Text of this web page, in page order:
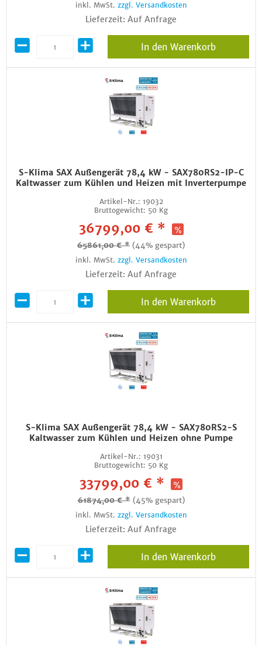
inkl. MwSt. zzgl. Versandkosten
Lieferzeit: Auf Anfrage
In den Warenkorb
S-Klima SAX Außengerät 78,4 kW - SAX780RS2-IP-C
Kaltwasser zum Kühlen und Heizen mit Inverterpumpe
Artikel-Nr.: 19032
Bruttogewicht: 50 Kg
36799,00 € *
65861,00 € * (44% gespart)
inkl. MwSt. zzgl. Versandkosten
Lieferzeit: Auf Anfrage
In den Warenkorb
S-Klima SAX Außengerät 78,4 kW - SAX780RS2-S
Kaltwasser zum Kühlen und Heizen ohne Pumpe
Artikel-Nr.: 19031
Bruttogewicht: 50 Kg
33799,00 € *
61874,00 € * (45% gespart)
inkl. MwSt. zzgl. Versandkosten
Lieferzeit: Auf Anfrage
In den Warenkorb